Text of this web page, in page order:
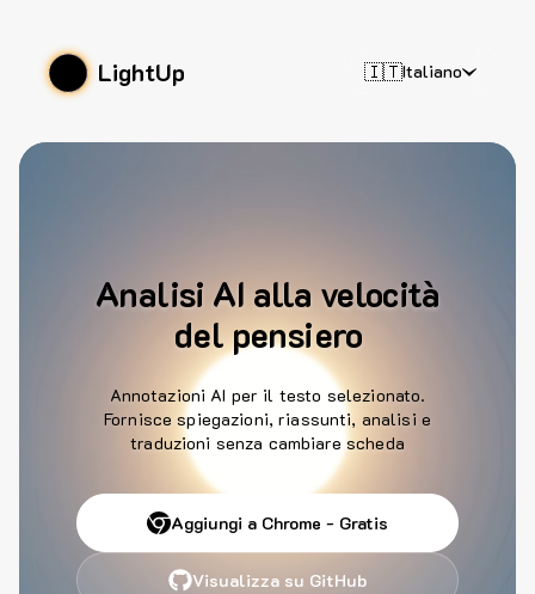
LightUp 🇮🇹Italiano
Analisi AI alla velocità
del pensiero
Annotazioni AI per il testo selezionato.
Fornisce spiegazioni, riassunti, analisi e
traduzioni senza cambiare scheda
Aggiungi a Chrome - Gratis
Visualizza su GitHub